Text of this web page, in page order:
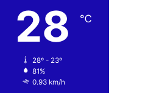
28 ℃
28º - 23º
81%
0.93 km/h